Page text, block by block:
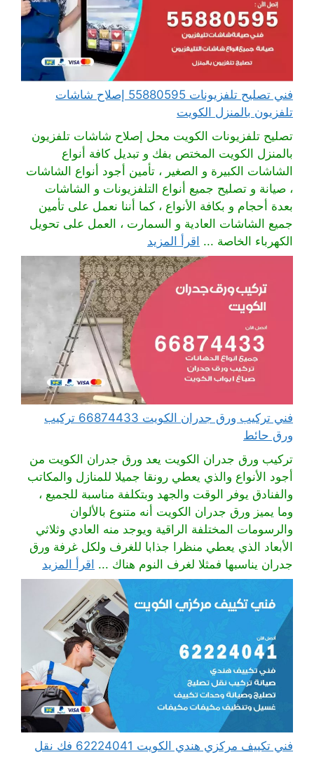
فني تصليح تلفزيونات 55880595 إصلاح شاشات
تلفزيون بالمنزل الكويت
تصليح تلفزيونات الكويت محل إصلاح شاشات تلفزيون
بالمنزل الكويت المختص بفك و تبديل كافة أنواع
الشاشات الكبيرة و الصغير ، تأمين أجود أنواع الشاشات
، صيانة و تصليح جميع أنواع التلفزيونات و الشاشات
بعدة أحجام و بكافة الأنواع ، كما أننا نعمل على تأمين
جميع الشاشات العادية و السمارت ، العمل على تحويل
الكهرباء الخاصة ... اقرأ المزيد
فني تركيب ورق جدران الكويت 66874433 تركيب
ورق حائط
تركيب ورق جدران الكويت يعد ورق جدران الكويت من
أجود الأنواع والذي يعطي رونقا جميلا للمنازل والمكاتب
والفنادق يوفر الوقت والجهد وبتكلفة مناسبة للجميع ،
وما يميز ورق جدران الكويت أنه متنوع بالألوان
والرسومات المختلفة الراقية ويوجد منه العادي وثلاثي
الأبعاد الذي يعطي منظرا جذابا للغرف ولكل غرفة ورق
جدران يناسبها فمثلا لغرف النوم هناك ... اقرأ المزيد
فني تكييف مركزي هندي الكويت 62224041 فك نقل